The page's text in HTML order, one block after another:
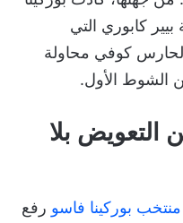
كابوري التي
كوفي محاولة
الشوط الأول.
التعويض بلا
منتخب بوركينا فاسو رفع